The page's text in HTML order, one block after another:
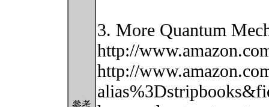
參考
3. More Quantum
http://
http://